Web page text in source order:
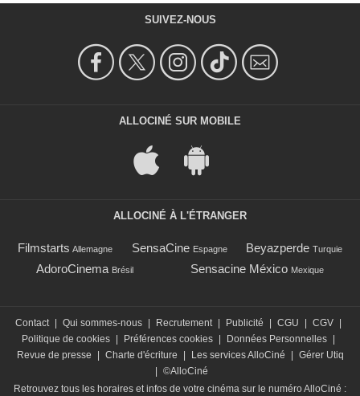
SUIVEZ-NOUS
ALLOCINÉ SUR MOBILE
ALLOCINÉ À L'ÉTRANGER
Filmstarts Allemagne SensaCine Espagne Beyazperde Turquie
AdoroCinema Brésil Sensacine México Mexique
Contact | Qui sommes-nous | Recrutement | Publicité | CGU | CGV |
Politique de cookies | Préférences cookies | Données Personnelles |
Revue de presse
| Charte d'écriture | Les services AlloCiné | Gérer Utiq
| ©AlloCiné
Retrouvez tous les horaires et infos de votre cinéma sur le numéro AlloCiné :